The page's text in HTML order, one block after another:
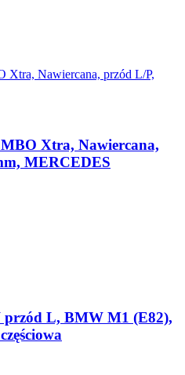
Xtra, Nawiercana,
MERCEDES
przód L, BMW M1 (E82),